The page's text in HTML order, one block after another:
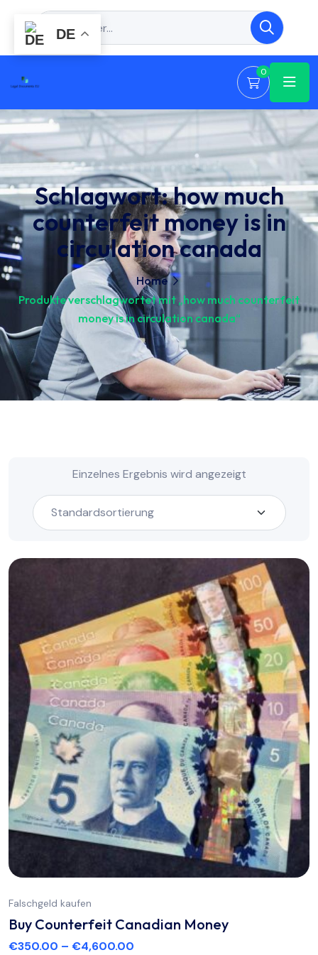
0
Schlagwort:how much
counterfeit money is in
circulation canada
Home
Produkte verschlagwortet mit „how much counterfeit
money is in circulation canada“
Einzelnes Ergebnis wird angezeigt
Falschgeld kaufen
Buy Counterfeit Canadian Money
€350.00 – €4,600.00
DE